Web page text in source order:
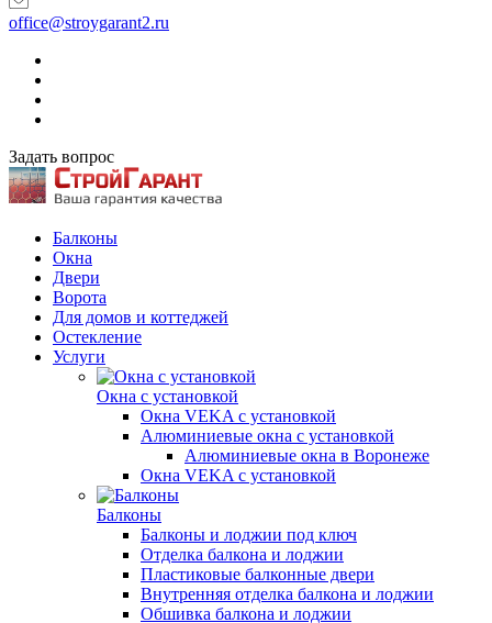
office@stroygarant2.ru
Задать вопрос
Балконы
Окна
Двери
Ворота
Для домов и коттеджей
Остекление
Услуги
Окна с установкой
Окна VEKA с установкой
Алюминиевые окна с установкой
Алюминиевые окна в Воронеже
Окна VEKA с установкой
Балконы
Балконы и лоджии под ключ
Отделка балкона и лоджии
Пластиковые балконные двери
Внутренняя отделка балкона и лоджии
Обшивка балкона и лоджии